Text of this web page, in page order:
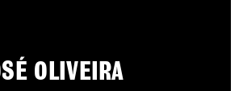
OLIVEIRA